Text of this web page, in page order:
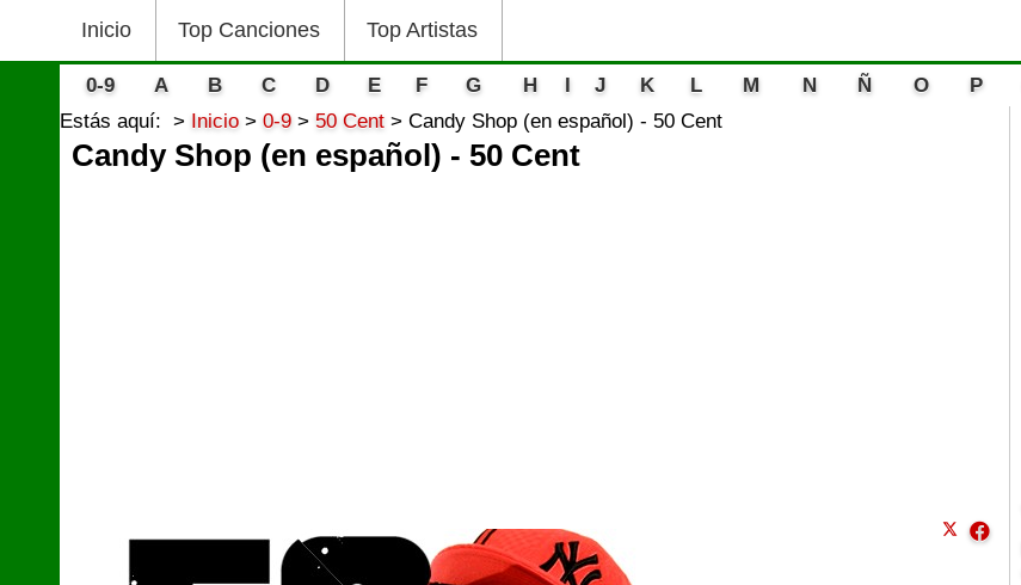
Inicio Top Canciones Top Artistas
0-9 A B C D E F G H I J K L M N Ñ O P
Estás aquí:
Inicio 0-9 50 Cent Candy Shop (en español) - 50 Cent
Candy Shop (en español) - 50 Cent